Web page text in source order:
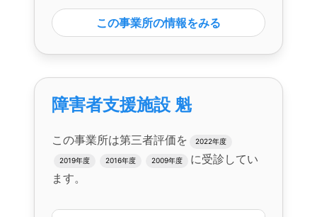
この事業所の情報をみる
障害者支援施設 魁
この事業所は第三者評価を 2022年度
2019年度 2016年度 2009年度
に受診してい
ます。